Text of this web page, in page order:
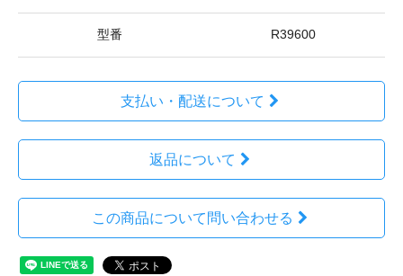
型番 R39600
支払い・配送について
返品について
この商品について問い合わせる